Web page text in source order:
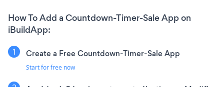
How To Add a Countdown-Timer-Sale App on
iBuildApp:
Create a Free Countdown-Timer-Sale App
Start for free now